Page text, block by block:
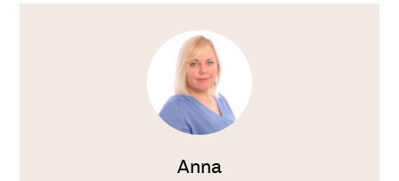
Voir
Anna